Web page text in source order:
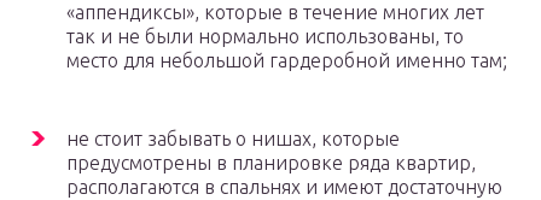
«аппендиксы», которые в течение многих лет
так и не были нормально использованы, то
место для небольшой гардеробной именно там;
не стоит забывать о нишах, которые
предусмотрены в планировке ряда квартир,
располагаются в спальнях и имеют достаточную